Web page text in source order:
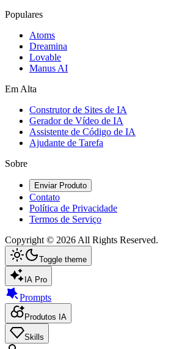
Populares
Atoms
Dreamina
Lovable
Manus AI
Em Alta
Construtor de Sites de IA
Gerador de Vídeo de IA
Assistente de Código de IA
Ajudante de Tarefa
Sobre
Enviar Produto
Contato
Política de Privacidade
Termos de Serviço
Copyright © 2026All Rights Reserved.
Toggle theme
IA Pro
Prompts
Produtos IA
Skills